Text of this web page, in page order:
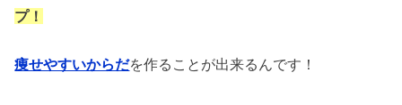
プ！
痩せやすいからだを作ることが出来るんです！